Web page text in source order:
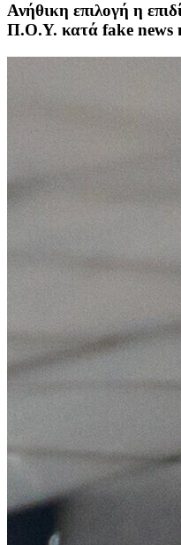
Ανήθικη επιλογή η
Π.Ο.Υ. κατά fake news